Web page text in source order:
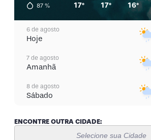
87 % 17° 17° 16°
6 de agosto
Hoje
7 de agosto
Amanhã
8 de agosto
Sábado
Domingo
ENCONTRE OUTRA CIDADE:
Selecione sua Cidade